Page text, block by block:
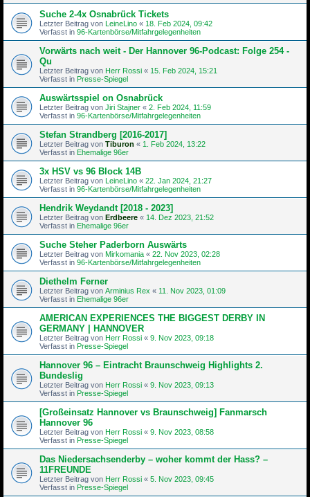
Suche 2-4x Osnabrück Tickets
Letzter Beitrag von LeineLino « 18. Feb 2024, 09:42
Verfasst in 96-Kartenbörse/Mitfahrgelegenheiten
Vorwärts nach weit - Der Hannover 96-Podcast: Folge 254 -
Qu
Letzter Beitrag von Herr Rossi « 15. Feb 2024, 15:21
Verfasst in Presse-Spiegel
Auswärtsspiel on Osnabrück
Letzter Beitrag von Jiri Stajner « 2. Feb 2024, 11:59
Verfasst in 96-Kartenbörse/Mitfahrgelegenheiten
Stefan Strandberg [2016-2017]
Letzter Beitrag von Tiburon « 1. Feb 2024, 13:22
Verfasst in Ehemalige 96er
3x HSV vs 96 Block 14B
Letzter Beitrag von LeineLino « 22. Jan 2024, 21:27
Verfasst in 96-Kartenbörse/Mitfahrgelegenheiten
Hendrik Weydandt [2018 - 2023]
Letzter Beitrag von Erdbeere « 14. Dez 2023, 21:52
Verfasst in Ehemalige 96er
Suche Steher Paderborn Auswärts
Letzter Beitrag von Mirkomania « 22. Nov 2023, 02:28
Verfasst in 96-Kartenbörse/Mitfahrgelegenheiten
Diethelm Ferner
Letzter Beitrag von Arminius Rex « 11. Nov 2023, 01:09
Verfasst in Ehemalige 96er
AMERICAN EXPERIENCES THE BIGGEST DERBY IN
GERMANY | HANNOVER
Letzter Beitrag von Herr Rossi « 9. Nov 2023, 09:18
Verfasst in Presse-Spiegel
Hannover 96 – Eintracht Braunschweig Highlights 2.
Bundeslig
Letzter Beitrag von Herr Rossi « 9. Nov 2023, 09:13
Verfasst in Presse-Spiegel
[Großeinsatz Hannover vs Braunschweig] Fanmarsch
Hannover 96
Letzter Beitrag von Herr Rossi « 9. Nov 2023, 08:58
Verfasst in Presse-Spiegel
Das Niedersachsenderby – woher kommt der Hass? –
11FREUNDE
Letzter Beitrag von Herr Rossi « 5. Nov 2023, 09:45
Verfasst in Presse-Spiegel